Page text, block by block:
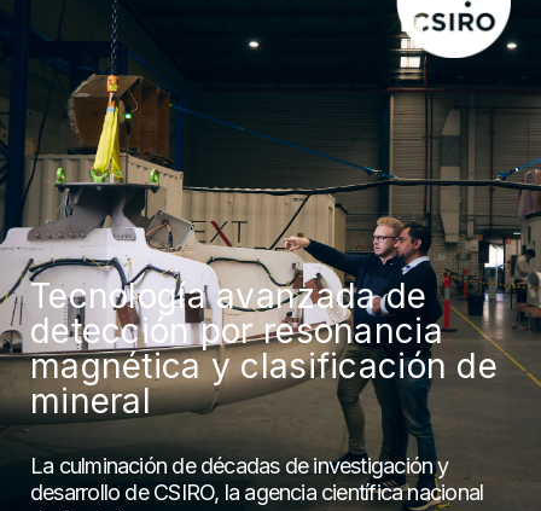
Tecnología avanzada de
detección por resonancia
magnética y clasificación de
mineral
La culminación de décadas de investigación y
desarrollo de CSIRO, la agencia científica nacional